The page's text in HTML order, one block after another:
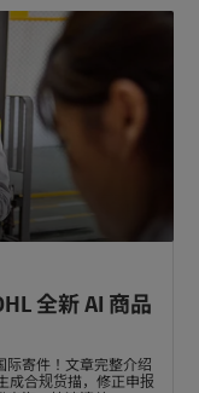
全新 AI 商品
际寄件！文章完整介绍
成合规货描，修正申报